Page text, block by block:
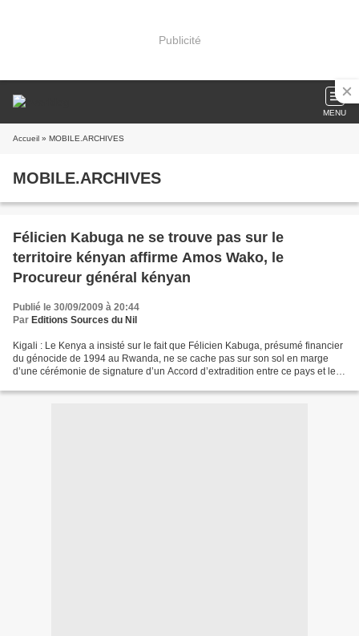
Publicité
MENU
Accueil » MOBILE.ARCHIVES
MOBILE.ARCHIVES
Félicien Kabuga ne se trouve pas sur le
territoire kényan affirme Amos Wako, le
Procureur général kényan
Publié le 30/09/2009 à 20:44
Par Editions Sources du Nil
Kigali : Le Kenya a insisté sur le fait que Félicien Kabuga, présumé financier
du génocide de 1994 au Rwanda, ne se cache pas sur son sol en marge
d’une cérémonie de signature d’un Accord d’extradition entre ce pays et le